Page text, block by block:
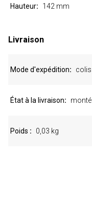
Hauteur 142 mm
Livraison
Mode d'expédition colis
État à la livraison monté
Poids 0,03 kg